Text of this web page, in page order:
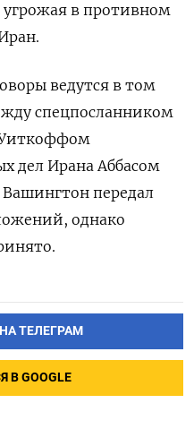
в противном
ведутся в том
спецпосланником
дел Ирана Аббасом
передал
однако
ТЕЛЕГРАМ
GOOGLE